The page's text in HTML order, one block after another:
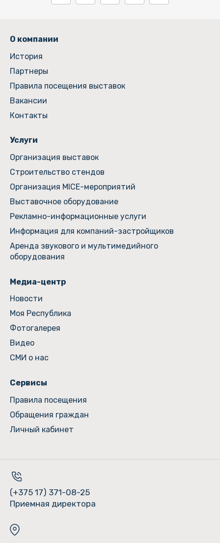
О компании
История
Партнеры
Правила посещения выставок
Вакансии
Контакты
Услуги
Организация выставок
Строительство стендов
Организация MICE-мероприятий
Выставочное оборудование
Рекламно-информационные услуги
Информация для компаний-застройщиков
Аренда звукового и мультимедийного
оборудования
Медиа-центр
Новости
Моя Республика
Фотогалерея
Видео
СМИ о нас
Сервисы
Правила посещения
Обращения граждан
Личный кабинет
(+375 17) 371-08-25
Приемная директора